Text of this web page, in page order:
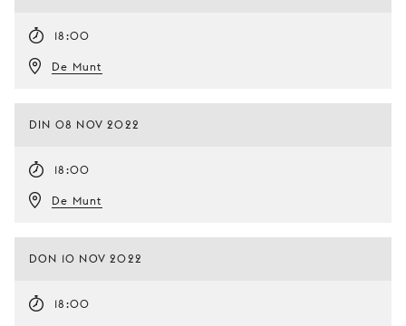
18:00
De Munt
DIN 08 NOV 2022
18:00
De Munt
DON 10 NOV 2022
18:00